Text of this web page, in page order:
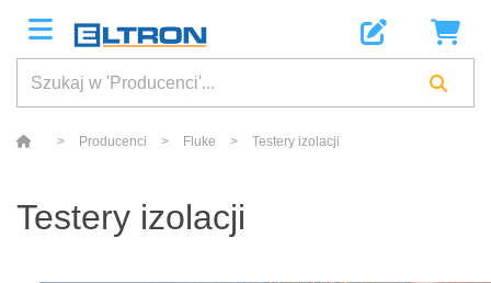
> Producenci > Fluke > Testery izolacji
Testery izolacji